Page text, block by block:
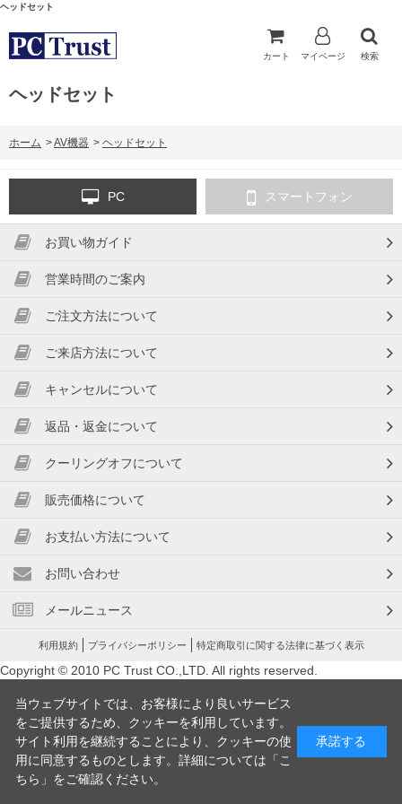
ヘッドセット
カート マイページ 検索
ヘッドセット
ホーム >AV機器 > ヘッドセット
PC スマートフォン
お買い物ガイド
営業時間のご案内
ご注文方法について
ご来店方法について
キャンセルについて
返品・返金について
クーリングオフについて
販売価格について
お支払い方法について
お問い合わせ
メールニュース
利用規約 プライバシーポリシー 特定商取引に関する法律に基づく表示
Copyright © 2010 PC Trust CO.,LTD. All rights reserved.
当ウェブサイトでは、お客様により良いサービス
をご提供するため、クッキーを利用しています。
サイト利用を継続することにより、クッキーの使
用に同意するものとします。詳細については「 こ
ちら 」をご確認ください。
承諾する